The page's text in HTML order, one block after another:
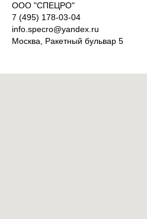
OOO "СПЕЦРО"
7 (495) 178-03-04
info.specro@yandex.ru
Москва, Ракетный бульвар 5